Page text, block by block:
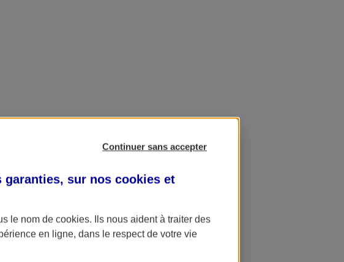
Continuer sans accepter
garanties, sur nos cookies et
le nom de cookies. Ils nous aident à traiter des
en ligne, dans le respect de votre vie